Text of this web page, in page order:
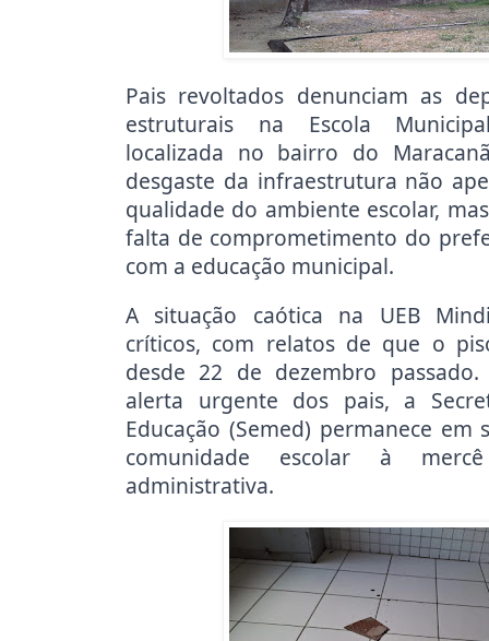
Pais revoltados denunciam as
estruturais na Escola
localizada no bairro do
desgaste da infraestrutura não
qualidade do ambiente escolar,
falta de comprometimento do
com a educação municipal.
A situação caótica na UEB
críticos, com relatos de que o
desde 22 de dezembro
alerta urgente dos pais, a
Educação (Semed) permanece em
comunidade escolar à
administrativa.